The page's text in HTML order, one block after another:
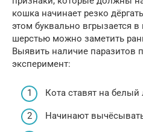
кошка начинает резко
этом буквально вгрызается
шерстью можно заметить
Выявить наличие паразитов
эксперимент:
Кота ставят на белый
Начинают